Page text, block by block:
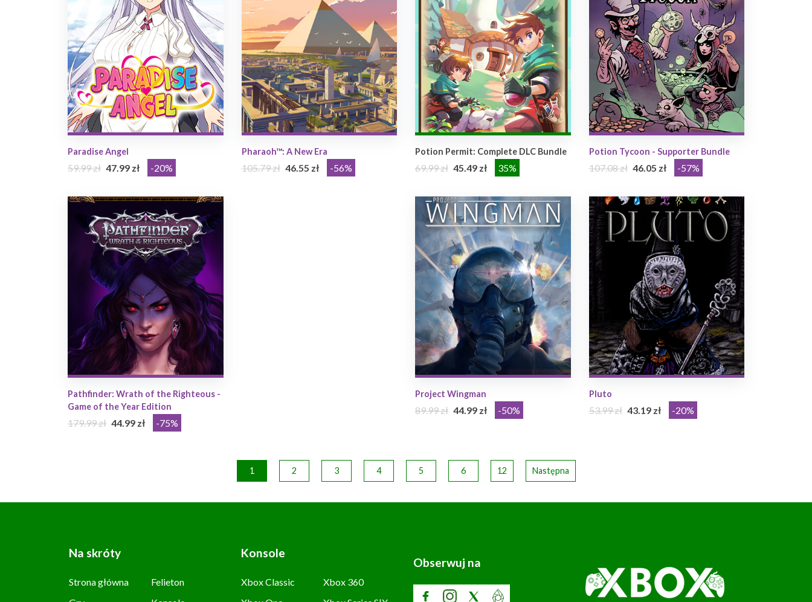
Paradise Angel
59.99 zł 47.99 zł -20%
Pharaoh™: A New Era
105.79 zł 46.55 zł -56%
Potion Permit: Complete DLC Bundle
69.99 zł 45.49 zł 35%
Potion Tycoon - Supporter Bundle
107.08 zł 46.05 zł -57%
Pathfinder: Wrath of the Righteous -
Game of the Year Edition
179.99 zł 44.99 zł -75%
Project Wingman
89.99 zł 44.99 zł -50%
Pluto
53.99 zł 43.19 zł -20%
1 2 3 4 5 6 12 Następna
Na skróty
Strona główna
Felieton
Konsole
Xbox Classic
Xbox 360
Obserwuj na